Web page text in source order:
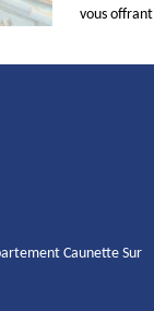
vous
Caunette Sur